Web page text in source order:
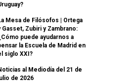
Mesa de Filósofos | Ortega
Gasset, Zubiri y Zambrano:
puede ayudarnos a
la Escuela de Madrid en
siglo XXI?
al Mediodía del 21 de
de 2026